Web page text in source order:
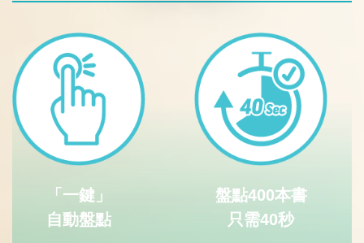
「一鍵」
自動盤點
盤點400本書
只需40秒